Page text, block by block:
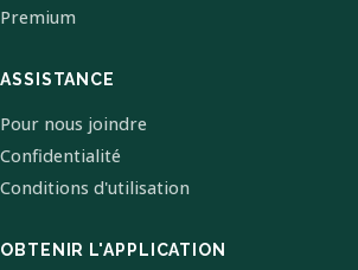
Premium
ASSISTANCE
Pour nous joindre
Confidentialité
Conditions d'utilisation
OBTENIR L'APPLICATION